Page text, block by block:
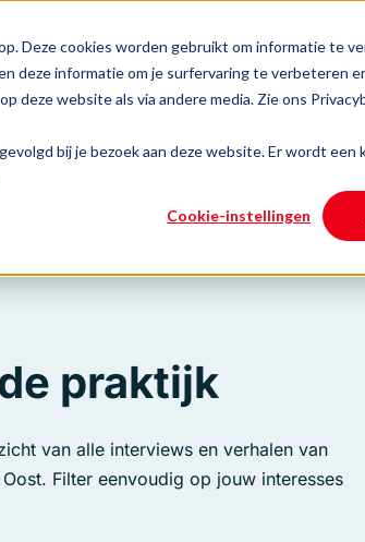
Deze cookies worden gebruikt om informatie te
deze informatie om je surfervaring te verbeteren
deze website als via andere media. Zie ons
bij je bezoek aan deze website. Er wordt
Cookie-instellingen
activiteiten
praktijk
van alle interviews en verhalen van
Filter eenvoudig op jouw interesses